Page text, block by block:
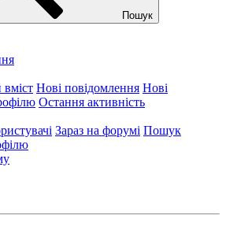
Пошук
Нові повідомлення Нові
Остання активність
Зараз на форумі Пошук